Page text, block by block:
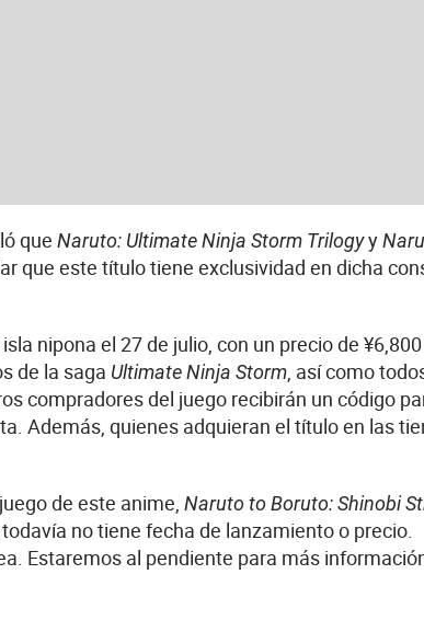
que Naruto: Ultimate Ninja Storm Trilogyy
que este título tiene exclusividad en dicha
nipona el 27 de julio, con un precio de ¥6,800
de la saga Ultimate Ninja Storm, así como
compradores del juego recibirán un código
Además, quienes adquieran el título en las
de este anime, Naruto to Boruto: Shinobi
no tiene fecha de lanzamiento o precio.
Estaremos al pendiente para más